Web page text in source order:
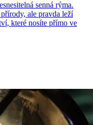
senná rýma.
ale pravda leží
které nosíte přímo ve